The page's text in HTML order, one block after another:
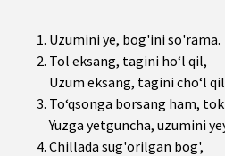
Uzumini ye, bog'ini so'rama.
Tol eksang, tagini ho‘l qil,
Uzum eksang, tagini cho‘l
To‘qsonga borsang ham,
Yuzga yetguncha, uzumini
Chillada sug'orilgan bog',